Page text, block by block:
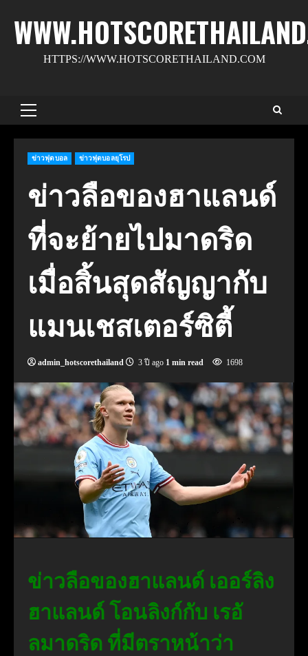
content
HTTPS://WWW.HOTSCORETHAILAND.COM
Primary
ข่าวฟุตบอล ข่าวฟุตบอลยุโรป
ข่าวลือของฮาแลนด์
ที่จะย้ายไปมาดริด
เมื่อสิ้นสุดสัญญากับ
แมนเชสเตอร์ซิตี้
admin_hotscorethailand 3 ปี ago 1 min read 1698
ข่าวลือของฮาแลนด์ เออร์ลิง
ฮาแลนด์ โอนลิงก์กับ เรอั
ลมาดริด ที่มีตราหน้าว่า